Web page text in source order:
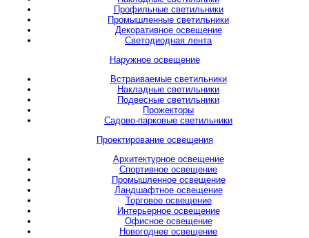
Профильные светильники
Промышленные светильники
Декоративное освещение
Светодиодная лента
Наружное освещение
Встраиваемые светильники
Накладные светильники
Подвесные светильники
Прожекторы
Садово-парковые светильники
Проектирование освещения
Архитектурное освещение
Спортивное освещение
Промышленное освещение
Ландшафтное освещение
Торговое освещение
Интерьерное освещение
Офисное освещение
Новогоднее освещение